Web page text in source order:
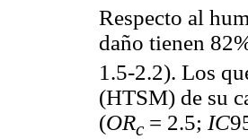
Respecto al
daño tienen
1.5-2.2). Los
(HTSM) de su
(ORc = 2.5; IC